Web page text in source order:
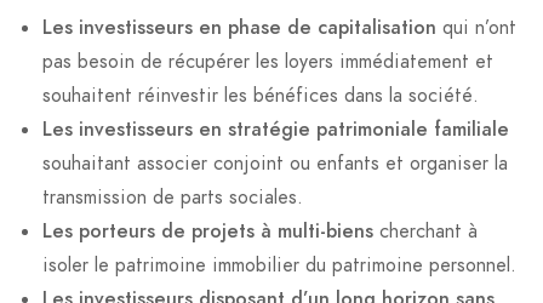
Les investisseurs en phase de capitalisation qui n’ont
pas besoin de récupérer les loyers immédiatement et
souhaitent réinvestir les bénéfices dans la société.
Les investisseurs en stratégie patrimoniale familiale
souhaitant associer conjoint ou enfants et organiser la
transmission de parts sociales.
Les porteurs de projets à multi-biens cherchant à
isoler le patrimoine immobilier du patrimoine personnel.